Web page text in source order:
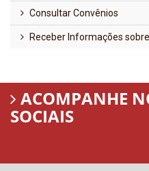
Consultar Convênios
Receber Informações
ACOMPANHE
SOCIAIS